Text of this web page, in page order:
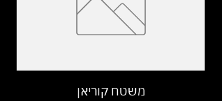
משטח קוריאן